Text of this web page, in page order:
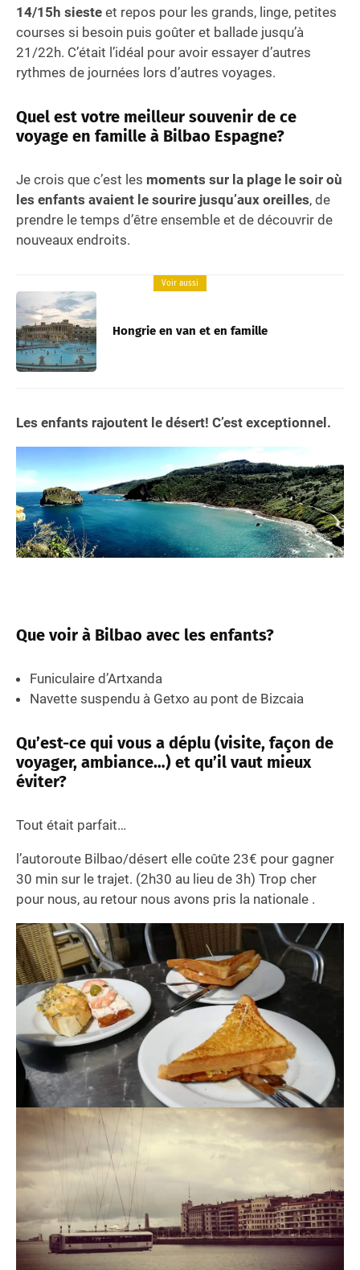
14/15h sieste et repos pour les grands, linge, petites
courses si besoin puis goûter et ballade jusqu’à
21/22h. C’était l’idéal pour avoir essayer d’autres
rythmes de journées lors d’autres voyages.
Quel est votre meilleur souvenir de ce
voyage en famille à Bilbao Espagne?
Je crois que c’est les moments sur la plage le soir où
les enfants avaient le sourire jusqu’aux oreilles, de
prendre le temps d’être ensemble et de découvrir de
nouveaux endroits.
Voir aussi
Hongrie en van et en famille
Les enfants rajoutent le désert! C’est exceptionnel.
Que voir à Bilbao avec les enfants?
Funiculaire d’Artxanda
Navette suspendu à Getxo au pont de Bizcaia
Qu’est-ce qui vous a déplu (visite, façon de
voyager, ambiance…) et qu’il vaut mieux
éviter?
Tout était parfait…
l’autoroute Bilbao/désert elle coûte 23€ pour gagner
30 min sur le trajet. (2h30 au lieu de 3h) Trop cher
pour nous, au retour nous avons pris la nationale .